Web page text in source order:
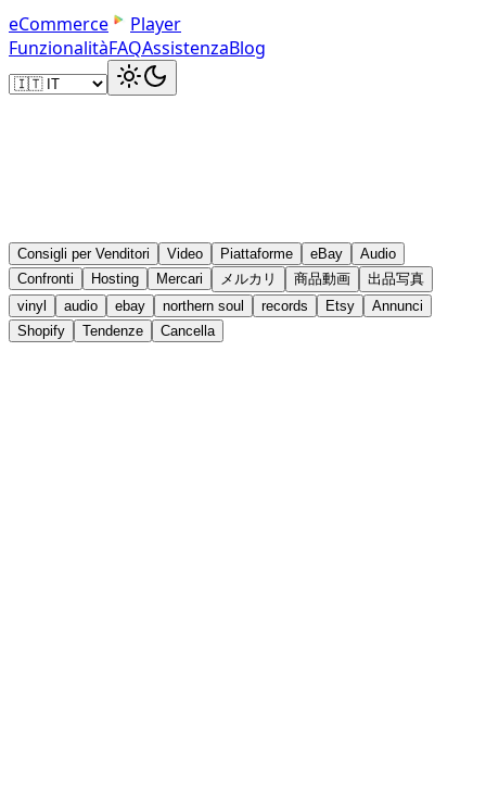
eCommerce
Player
FunzionalitàFAQAssistenzaBlog
Consigli per Venditori Video Piattaforme eBay
Audio
Confronti
Hosting Mercari メルカリ 商品動画
出品写真
vinyl
audio ebay northern soul records Etsy
Annunci
Shopify
Tendenze Cancella